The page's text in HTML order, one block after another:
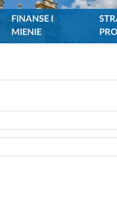
FINANSE I
MIENIE